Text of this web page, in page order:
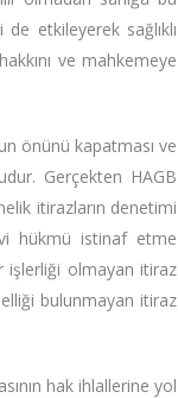
etkileyerek sağlıklı
ve mahkemeye
önünü kapatması ve
Gerçekten HAGB
itirazların denetimi
hükmü istinaf etme
işlerliği olmayan itiraz
bulunmayan itiraz
hak ihlallerine yol